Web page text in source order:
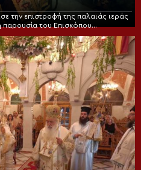
την επιστροφή της παλαιάς ιεράς
του Επισκόπου